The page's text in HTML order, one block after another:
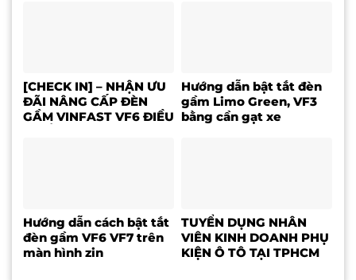
[CHECK IN] – NHẬN ƯU
ĐÃI NÂNG CẤP ĐÈN
GẦM VINFAST VF6 ĐIỀU
Hướng dẫn bật tắt đèn
gầm Limo Green, VF3
bằng cần gạt xe
Hướng dẫn cách bật tắt
đèn gầm VF6 VF7 trên
màn hình zin
TUYỂN DỤNG NHÂN
VIÊN KINH DOANH PHỤ
KIỆN Ô TÔ TẠI TPHCM